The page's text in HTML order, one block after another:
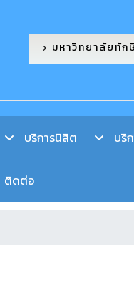
มหาวิทยาลัยทั
บริการนิสิต บริก
ติดต่อ